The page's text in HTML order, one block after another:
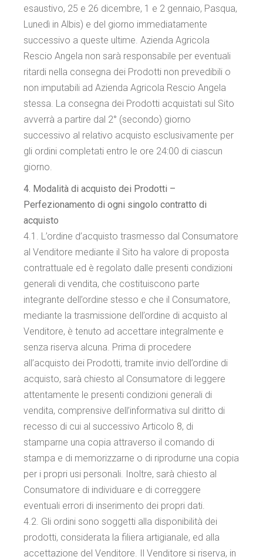
esaustivo, 25 e 26 dicembre, 1 e 2 gennaio, Pasqua,
Lunedì in Albis) e del giorno immediatamente
successivo a queste ultime. Azienda Agricola
Rescio Angela non sarà responsabile per eventuali
ritardi nella consegna dei Prodotti non prevedibili o
non imputabili ad Azienda Agricola Rescio Angela
stessa. La consegna dei Prodotti acquistati sul Sito
avverrà a partire dal 2° (secondo) giorno
successivo al relativo acquisto esclusivamente per
gli ordini completati entro le ore 24:00 di ciascun
giorno.
4. Modalità di acquisto dei Prodotti –
Perfezionamento di ogni singolo contratto di
acquisto
4.1. L’ordine d’acquisto trasmesso dal Consumatore
al Venditore mediante il Sito ha valore di proposta
contrattuale ed è regolato dalle presenti condizioni
generali di vendita, che costituiscono parte
integrante dell’ordine stesso e che il Consumatore,
mediante la trasmissione dell’ordine di acquisto al
Venditore, è tenuto ad accettare integralmente e
senza riserva alcuna. Prima di procedere
all’acquisto dei Prodotti, tramite invio dell’ordine di
acquisto, sarà chiesto al Consumatore di leggere
attentamente le presenti condizioni generali di
vendita, comprensive dell’informativa sul diritto di
recesso di cui al successivo Articolo 8, di
stamparne una copia attraverso il comando di
stampa e di memorizzarne o di riprodurne una copia
per i propri usi personali. Inoltre, sarà chiesto al
Consumatore di individuare e di correggere
eventuali errori di inserimento dei propri dati.
4.2. Gli ordini sono soggetti alla disponibilità dei
prodotti, considerata la filiera artigianale, ed alla
accettazione del Venditore. Il Venditore si riserva, in